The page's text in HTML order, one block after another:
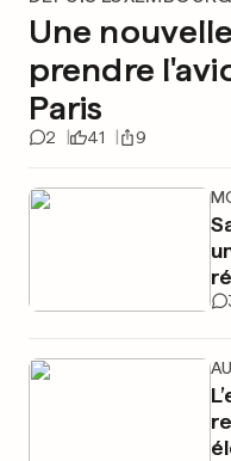
Une
prendre
Paris
2 41 9